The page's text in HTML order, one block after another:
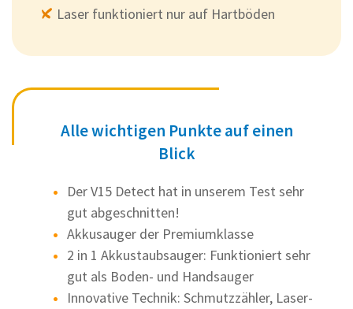
Laser funktioniert nur auf Hartböden
Alle wichtigen Punkte auf einen
Blick
Der V15 Detect hat in unserem Test sehr
gut abgeschnitten!
Akkusauger der Premiumklasse
2 in 1 Akkustaubsauger: Funktioniert sehr
gut als Boden- und Handsauger
Innovative Technik: Schmutzzähler, Laser-